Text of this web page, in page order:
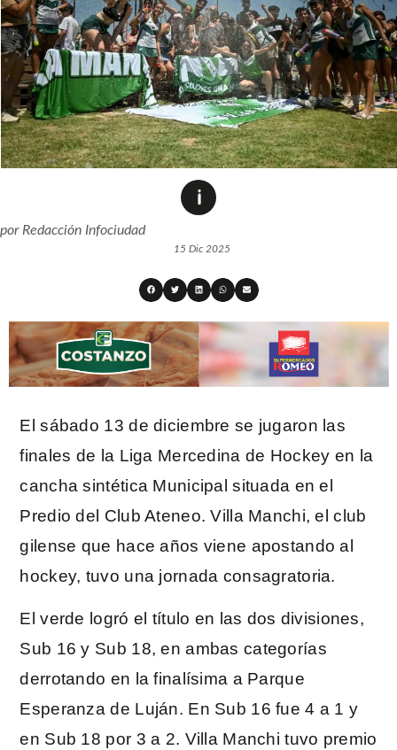
porRedacción Infociudad
15 Dic 2025
El sábado 13 de diciembre se jugaron las
finales de la Liga Mercedina de Hockey en la
cancha sintética Municipal situada en el
Predio del Club Ateneo. Villa Manchi, el club
gilense que hace años viene apostando al
hockey, tuvo una jornada consagratoria.
El verde logró el título en las dos divisiones,
Sub 16 y Sub 18, en ambas categorías
derrotando en la finalísima a Parque
Esperanza de Luján. En Sub 16 fue 4 a 1 y
en Sub 18 por 3 a 2. Villa Manchi tuvo premio